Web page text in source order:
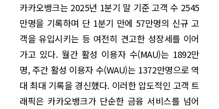
카카오뱅크는 2025년 1분기 말 기준 고객 수 2545
만명을 기록하며 단 1분기 만에 57만명의 신규 고
객을 유입시키는 등 여전히 견고한 성장세를 이어
가고 있다. 월간 활성 이용자 수(MAU)는 1892만
명, 주간 활성 이용자 수(WAU)는 1372만명으로 역
대 최대 기록을 경신했다. 이러한 압도적인 고객 트
래픽은 카카오뱅크가 단순한 금융 서비스를 넘어